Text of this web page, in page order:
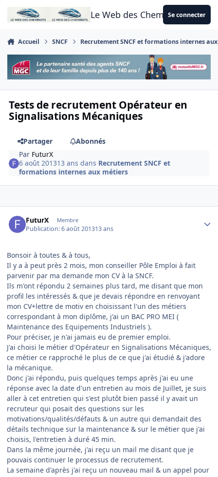
Aller au contenu
Le Web des CheminotsSe connecter
Accueil SNCF Recrutement SNCF et formations internes
Tests de recrutement Opérateur en
Signalisations Mécaniques
Partager
Abonnés
Par FuturX
6 août 201313 ans dans Recrutement SNCF et
formations internes aux métiers
FuturX Membre
Publication:6 août 201313 ans
Bonsoir à toutes & à tous,
Il y a à peut près 2 mois, mon conseiller Pôle Emploi à fait
parvenir par ma demande mon CV à la SNCF.
Ils m'ont répondu 2 semaines plus tard, me disant que mon
profil les intéressés & que je devais répondre en renvoyant
mon CV+lettre de motiv en choisissant l'un des métiers
correspondant à mon diplôme, j'ai un BAC PRO MEI (
Maintenance des Equipements Industriels ).
Pour préciser, je n'ai jamais eu de premier emploi.
J'ai choisi le métier d'Opérateur en Signalisations Mécaniques,
ce métier ce rapproché le plus de ce que j'ai étudié & j'adore
la mécanique.
Donc j'ai répondu, puis quelques temps après j'ai eu une
réponse avec la date d'un entretien au mois de Juillet, je suis
aller à cet entretien qui s'est plutôt bien passé il y avait un
recruteur qui posait des questions sur les
motivations/qualités/défauts & un autre qui demandait des
détails technique sur la maintenance & sur le métier que j'ai
choisis, l'entretien à duré 45 min.
Dans la même journée, j'ai reçu un mail me disant que je
pouvais continuer le processus de recrutement.
La semaine d'après j'ai reçu un nouveau mail & un appel pour